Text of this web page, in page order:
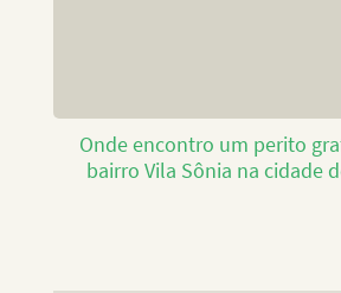
Onde encontro um perito
bairro Vila Sônia na cidade